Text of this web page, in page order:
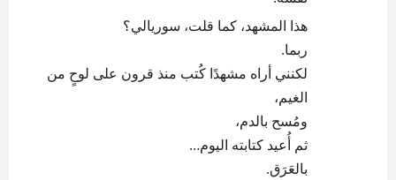
هذا المشهد، كما قلت، سوريالي؟
ربما.
لكنني أراه مشهدًا كُتب منذ قرون على لوحٍ من
الغيم،
ومُسح بالدم،
ثم أُعيد كتابته اليوم…
بالعَرَق.